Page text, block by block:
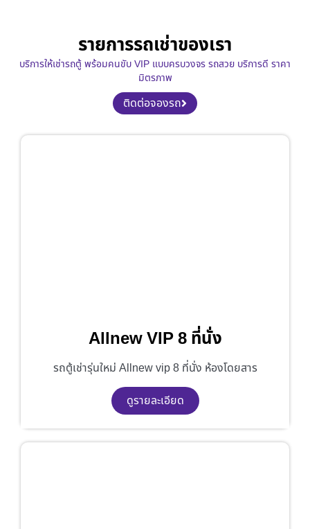
รายการรถเช่าของเรา
บริการให้เช่ารถตู้ พร้อมคนขับ VIP แบบครบวงจร รถสวย บริการดี ราคา
มิตรภาพ
ติดต่อจองรถ
Allnew VIP 8 ที่นั่ง
รถตู้เช่ารุ่นใหม่ Allnew vip 8 ที่นั่ง ห้องโดยสาร
ดูรายละเอียด